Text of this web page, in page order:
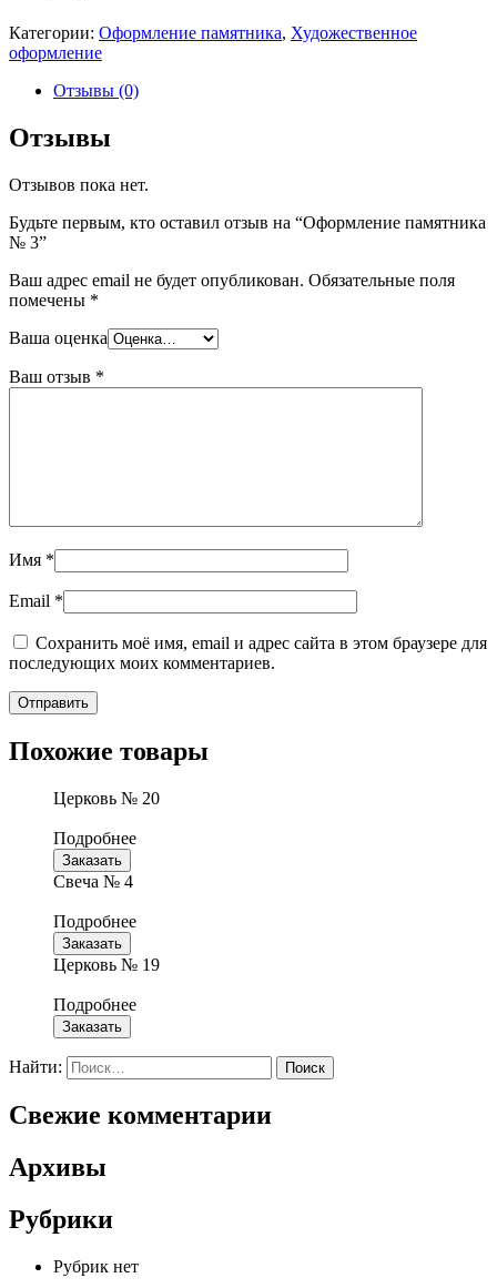
Категории: Оформление памятника, Художественное
оформление
Отзывы (0)
Отзывы
Отзывов пока нет.
Будьте первым, кто оставил отзыв на “Оформление памятника
№ 3”
Ваш адрес email не будет опубликован. Обязательные поля
помечены *
Ваша оценка
Ваш отзыв *
Имя *
Email *
Сохранить моё имя, email и адрес сайта в этом браузере для
последующих моих комментариев.
Похожие товары
Церковь № 20
Подробнее
Заказать
Свеча № 4
Подробнее
Заказать
Церковь № 19
Подробнее
Заказать
Найти:
Свежие комментарии
Архивы
Рубрики
Рубрик нет